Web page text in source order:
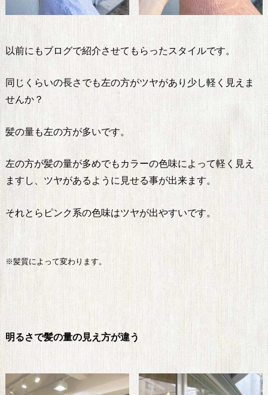
以前にもブログで紹介させてもらったスタイルです。
同じくらいの長さでも左の方がツヤがあり少し軽く見えま
せんか？
髪の量も左の方が多いです。
左の方が髪の量が多めでもカラーの色味によって軽く見え
ますし、ツヤがあるように見せる事が出来ます。
それとらピンク系の色味はツヤが出やすいです。
※髪質によって変わります。
明るさで髪の量の見え方が違う